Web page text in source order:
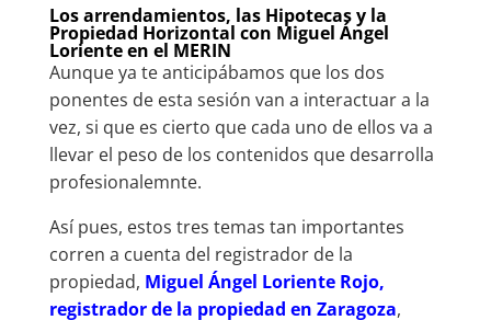
Los arrendamientos, las Hipotecas y la
Propiedad Horizontal con Miguel Ángel
Loriente en el MERIN
Aunque ya te anticipábamos que los dos
ponentes de esta sesión van a interactuar a la
vez, si que es cierto que cada uno de ellos va a
llevar el peso de los contenidos que desarrolla
profesionalemnte.
Así pues, estos tres temas tan importantes
corren a cuenta del registrador de la
propiedad, Miguel Ángel Loriente Rojo,
registrador de la propiedad en Zaragoza,